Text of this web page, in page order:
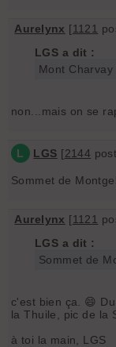
Aurelynx [1121
LGS a dit :
Mont Charvay
non...mais on se
L LGS [2144
Sommet de
Aurelynx [1121
LGS a dit :
Sommet de
c'est bien ça. 😄
la Thuile, pic de la
à toi la main, LGS